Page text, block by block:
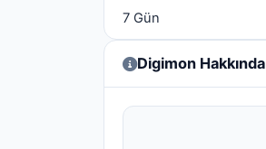
7 Gün
Digimon Hakkında